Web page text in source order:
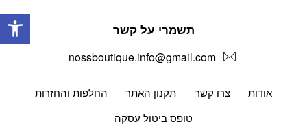
אודות צרו קשר תקנון האתר
החלפות והחזרות
טופס ביטול עסקה
תשמרי על קשר
nossboutique.info@gmail.com